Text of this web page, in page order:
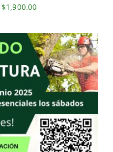
Original
was:
$2,400.00.
$1,900.00
is:
$1,900.00.